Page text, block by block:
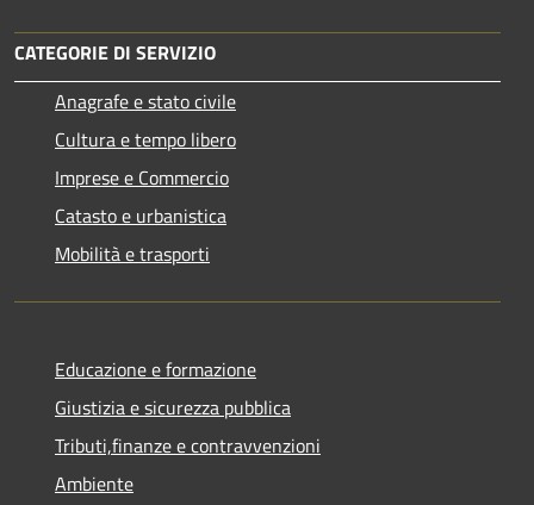
CATEGORIE DI SERVIZIO
Anagrafe e stato civile
Cultura e tempo libero
Imprese e Commercio
Catasto e urbanistica
Mobilità e trasporti
Educazione e formazione
Giustizia e sicurezza pubblica
Tributi,finanze e contravvenzioni
Ambiente